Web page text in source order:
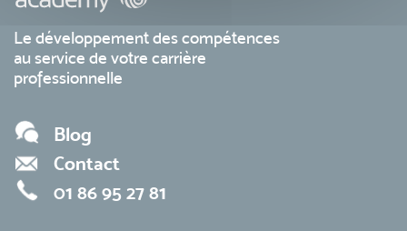
Le développement des compétences
au service de votre carrière
professionnelle
Blog
Contact
01 86 95 27 81